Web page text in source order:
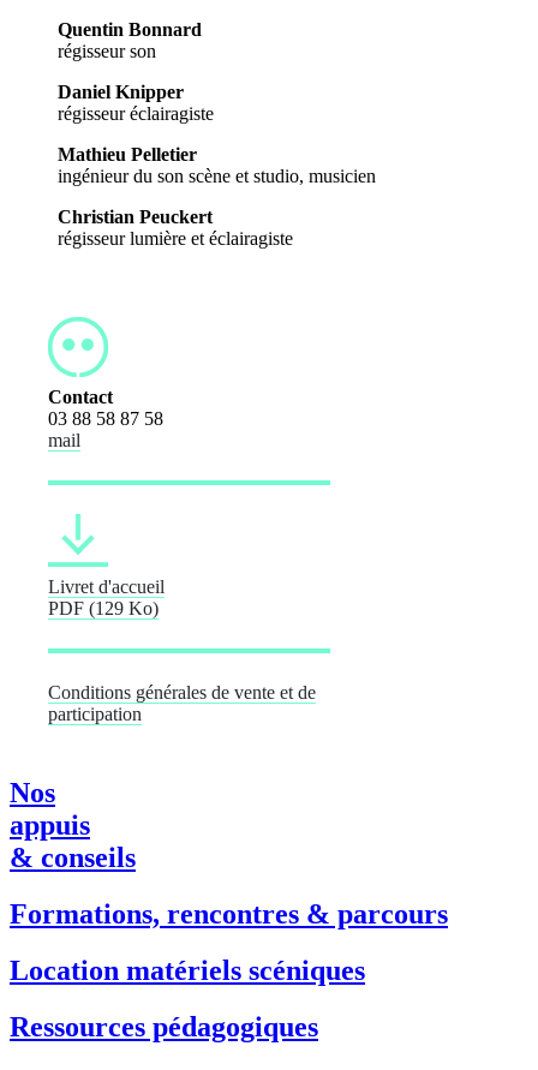
Quentin Bonnard
régisseur son
Daniel Knipper
régisseur éclairagiste
Mathieu Pelletier
ingénieur du son scène et studio, musicien
Christian Peuckert
régisseur lumière et éclairagiste
Contact
03 88 58 87 58
mail
Livret d'accueil
PDF (129 Ko)
Conditions générales de vente et de
participation
Nos
appuis
& conseils
Formations, rencontres & parcours
Location matériels scéniques
Ressources pédagogiques